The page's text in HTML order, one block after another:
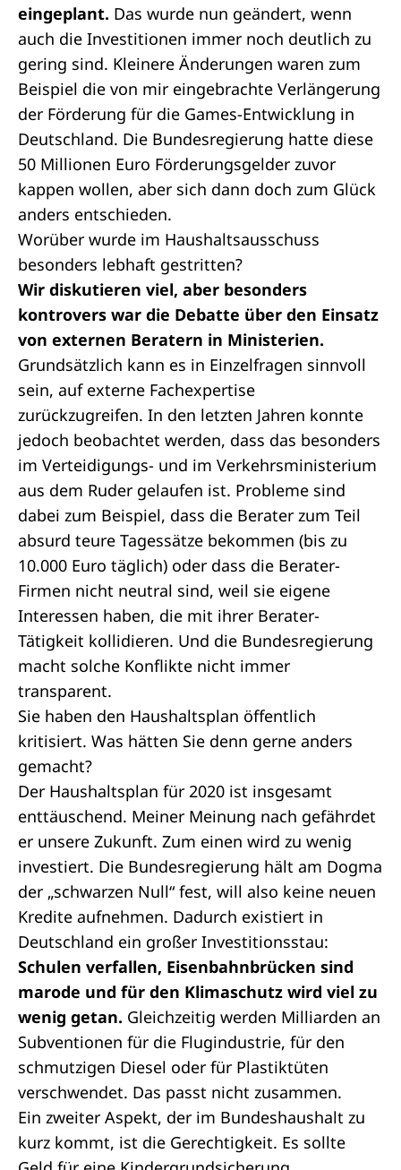
eingeplant. Das wurde nun geändert, wenn
auch die Investitionen immer noch deutlich zu
gering sind. Kleinere Änderungen waren zum
Beispiel die von mir eingebrachte Verlängerung
der Förderung für die Games-Entwicklung in
Deutschland. Die Bundesregierung hatte diese
50 Millionen Euro Förderungsgelder zuvor
kappen wollen, aber sich dann doch zum Glück
anders entschieden.
Worüber wurde im Haushaltsausschuss
besonders lebhaft gestritten?
Wir diskutieren viel, aber besonders
kontrovers war die Debatte über den Einsatz
von externen Beratern in Ministerien.
Grundsätzlich kann es in Einzelfragen sinnvoll
sein, auf externe Fachexpertise
zurückzugreifen. In den letzten Jahren konnte
jedoch beobachtet werden, dass das besonders
im Verteidigungs- und im Verkehrsministerium
aus dem Ruder gelaufen ist. Probleme sind
dabei zum Beispiel, dass die Berater zum Teil
absurd teure Tagessätze bekommen (bis zu
10.000 Euro täglich) oder dass die Berater-
Firmen nicht neutral sind, weil sie eigene
Interessen haben, die mit ihrer Berater-
Tätigkeit kollidieren. Und die Bundesregierung
macht solche Konflikte nicht immer
transparent.
Sie haben den Haushaltsplan öffentlich
kritisiert. Was hätten Sie denn gerne anders
gemacht?
Der Haushaltsplan für 2020 ist insgesamt
enttäuschend. Meiner Meinung nach gefährdet
er unsere Zukunft. Zum einen wird zu wenig
investiert. Die Bundesregierung hält am Dogma
der „schwarzen Null“ fest, will also keine neuen
Kredite aufnehmen. Dadurch existiert in
Deutschland ein großer Investitionsstau:
Schulen verfallen, Eisenbahnbrücken sind
marode und für den Klimaschutz wird viel zu
wenig getan. Gleichzeitig werden Milliarden an
Subventionen für die Flugindustrie, für den
schmutzigen Diesel oder für Plastiktüten
verschwendet. Das passt nicht zusammen.
Ein zweiter Aspekt, der im Bundeshaushalt zu
kurz kommt, ist die Gerechtigkeit. Es sollte